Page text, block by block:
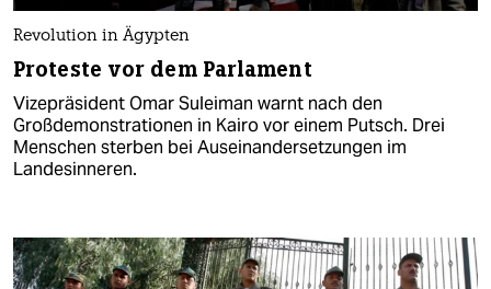
Revolution in Ägypten
Proteste vor dem Parlament
Vizepräsident Omar Suleiman warnt nach den
Großdemonstrationen in Kairo vor einem Putsch. Drei
Menschen sterben bei Auseinandersetzungen im
Landesinneren.